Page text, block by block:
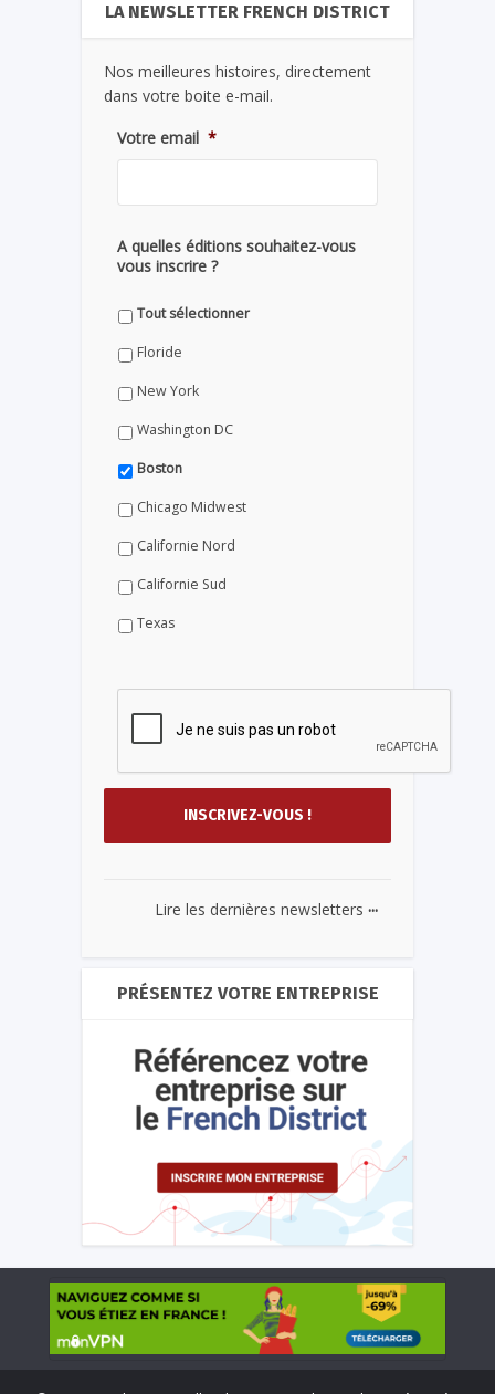
LA NEWSLETTER FRENCH DISTRICT
Nos meilleures histoires, directement
dans votre boite e-mail.
Votre email *
A quelles éditions souhaitez-vous
vous inscrire ?
Tout sélectionner
Floride
New York
Washington DC
Boston
Chicago Midwest
Californie Nord
Californie Sud
Texas
Lire les dernières newsletters ...
PRÉSENTEZ VOTRE ENTREPRISE